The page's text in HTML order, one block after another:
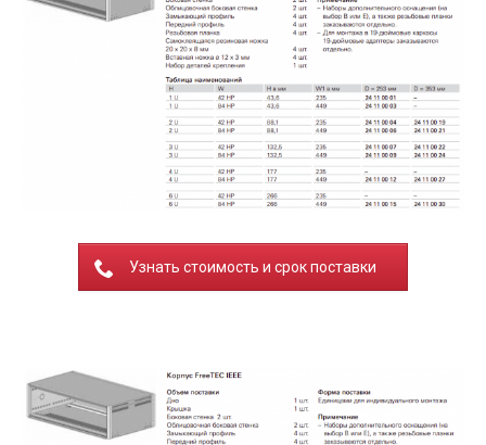
Контакты
Узнать стоимость и срок поставки